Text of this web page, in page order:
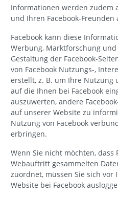
Informationen werden zudem
und Ihren Facebook-Freunden
Facebook kann diese
Werbung, Marktforschung
Gestaltung der Facebook-
von Facebook Nutzungs-,
erstellt, z. B. um Ihre Nutzung
auf die Ihnen bei Facebook
auszuwerten, andere
auf unserer Website zu
Nutzung von Facebook
erbringen.
Wenn Sie nicht möchten, dass
Webauftritt gesammelten
zuordnet, müssen Sie sich vor
Website bei Facebook